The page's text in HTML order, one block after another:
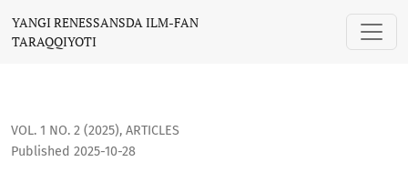
БОЛАЛАР СОҒЛОМЛАШТИРИШ ОРОМҒОҲЛАРИНИ
YANGI RENESSANSDA ILM-FAN
TARAQQIYOTI
VOL. 1 NO. 2 (2025), ARTICLES
Published 2025-10-28